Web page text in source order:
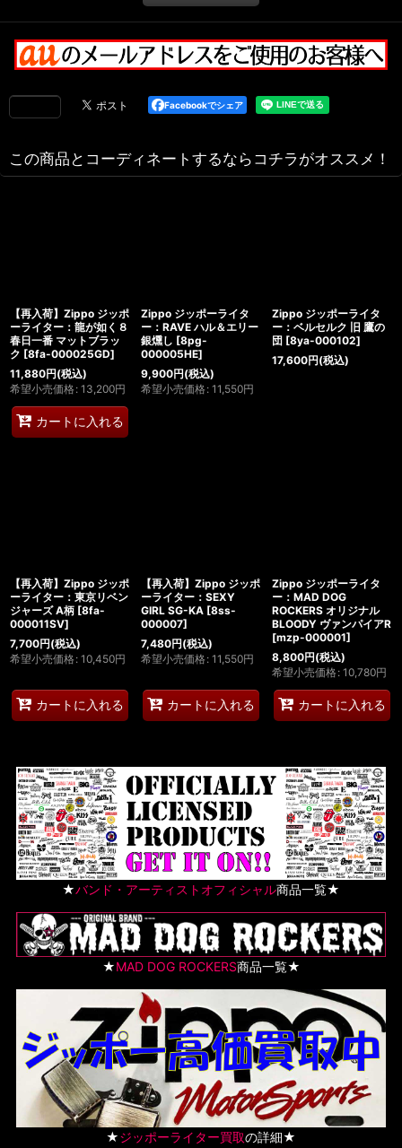
Facebookでシェア
この商品とコーディネートするならコチラがオススメ！
【再入荷】Zippo ジッポ
ーライター：龍が如く８
春日一番 マットブラッ
ク [8fa-000025GD]
11,880円(税込)
希望小売価格 : 13,200円
カートに入れる
Zippo ジッポーライタ
ー：RAVE ハル＆エリー
銀燻し [8pg-
000005HE]
9,900円(税込)
希望小売価格 : 11,550円
Zippo ジッポーライタ
ー：ベルセルク 旧 鷹の
団 [8ya-000102]
17,600円(税込)
【再入荷】Zippo ジッポ
ーライター：東京リベン
ジャーズ A柄 [8fa-
000011SV]
7,700円(税込)
希望小売価格 : 10,450円
カートに入れる
【再入荷】Zippo ジッポ
ーライター：SEXY
GIRL SG-KA [8ss-
000007]
7,480円(税込)
希望小売価格 : 11,550円
カートに入れる
Zippo ジッポーライタ
ー：MAD DOG
ROCKERS オリジナル
BLOODY ヴァンパイアR
[mzp-000001]
8,800円(税込)
希望小売価格 : 10,780円
カートに入れる
★バンド・アーティストオフィシャル商品一覧★
★MAD DOG ROCKERS商品一覧★
★ジッポーライター買取の詳細★